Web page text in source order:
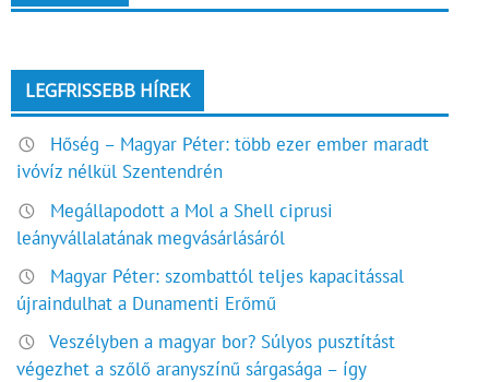
LEGFRISSEBB HÍREK
Hőség – Magyar Péter: több ezer ember maradt
ivóvíz nélkül Szentendrén
Megállapodott a Mol a Shell ciprusi
leányvállalatának megvásárlásáról
Magyar Péter: szombattól teljes kapacitással
újraindulhat a Dunamenti Erőmű
Veszélyben a magyar bor? Súlyos pusztítást
végezhet a szőlő aranyszínű sárgasága – így